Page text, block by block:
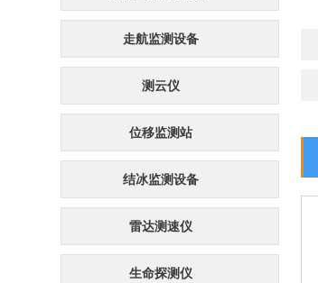
走航监测设备
测云仪
位移监测站
结冰监测设备
雷达测速仪
生命探测仪